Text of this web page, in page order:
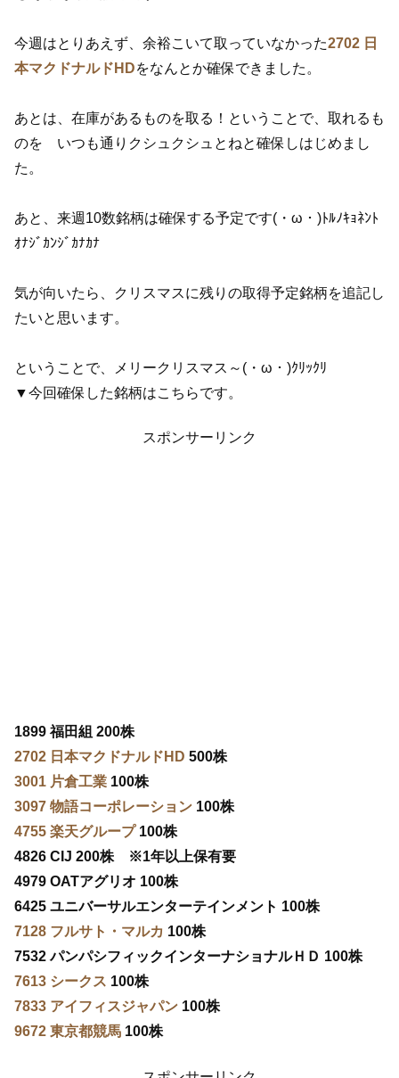
今週はとりあえず、余裕こいて取っていなかった2702 日
本マクドナルドHDをなんとか確保できました。
あとは、在庫があるものを取る！ということで、取れるも
のを いつも通りクシュクシュとねと確保しはじめまし
た。
あと、来週10数銘柄は確保する予定です(・ω・)ﾄﾙﾉｷｮﾈﾝﾄ
ｵﾅｼﾞｶﾝｼﾞｶﾅｶﾅ
気が向いたら、クリスマスに残りの取得予定銘柄を追記し
たいと思います。
ということで、メリークリスマス～(・ω・)ｸﾘｯｸﾘ
▼今回確保した銘柄はこちらです。
スポンサーリンク
1899 福田組 200株
2702 日本マクドナルドHD 500株
3001 片倉工業 100株
3097 物語コーポレーション 100株
4755 楽天グループ100株
4826 CIJ 200株 ※1年以上保有要
4979 OATアグリオ 100株
6425 ユニバーサルエンターテインメント 100株
7128 フルサト・マルカ 100株
7532 パンパシフィックインターナショナルＨＤ 100株
7613 シークス 100株
7833 アイフィスジャパン 100株
9672 東京都競馬 100株